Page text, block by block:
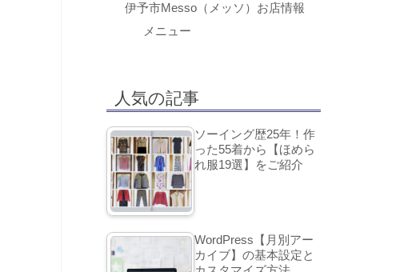
伊予市Messo（メッソ）お店情報
メニュー
人気の記事
ソーイング歴25年！作
った55着から【ほめら
れ服19選】をご紹介
WordPress【月別アー
カイブ】の基本設定と